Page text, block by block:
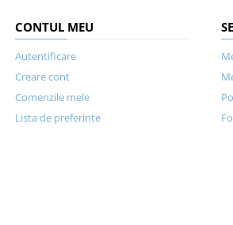
CONTUL MEU
Autentificare
Creare cont
Comenzile mele
Lista de preferinte